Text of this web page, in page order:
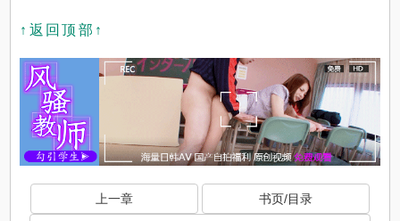
↑返回顶部↑
上一章 书页/目录